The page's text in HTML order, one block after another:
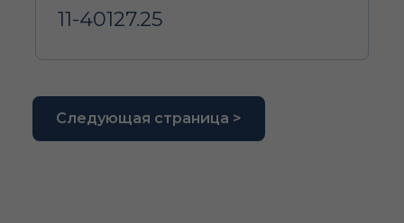
11-40127.25
Следующая страница >